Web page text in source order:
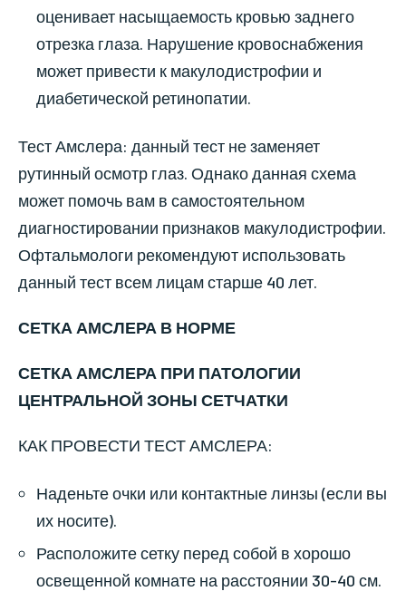
оценивает насыщаемость кровью заднего
отрезка глаза. Нарушение кровоснабжения
может привести к макулодистрофии и
диабетической ретинопатии.
Тест Амслера: данный тест не заменяет
рутинный осмотр глаз. Однако данная схема
может помочь вам в самостоятельном
диагностировании признаков макулодистрофии.
Офтальмологи рекомендуют использовать
данный тест всем лицам старше 40 лет.
СЕТКА АМСЛЕРА В НОРМЕ
СЕТКА АМСЛЕРА ПРИ ПАТОЛОГИИ
ЦЕНТРАЛЬНОЙ ЗОНЫ СЕТЧАТКИ
КАК ПРОВЕСТИ ТЕСТ АМСЛЕРА:
Наденьте очки или контактные линзы (если вы
их носите).
Расположите сетку перед собой в хорошо
освещенной комнате на расстоянии 30-40 см.